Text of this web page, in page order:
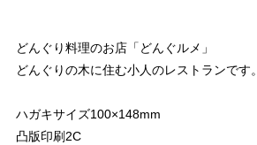
どんぐり料理のお店「どんぐルメ」
どんぐりの木に住む小人のレストランです。
ハガキサイズ100×148mm
凸版印刷2C